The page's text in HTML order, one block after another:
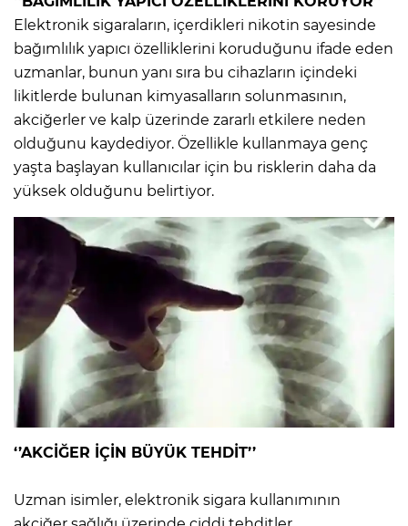
Elektronik sigaraların, içerdikleri nikotin sayesinde
bağımlılık yapıcı özelliklerini koruduğunu ifade eden
uzmanlar, bunun yanı sıra bu cihazların içindeki
likitlerde bulunan kimyasalların solunmasının,
akciğerler ve kalp üzerinde zararlı etkilere neden
olduğunu kaydediyor. Özellikle kullanmaya genç
yaşta başlayan kullanıcılar için bu risklerin daha da
yüksek olduğunu belirtiyor.
‘’AKCİĞER İÇİN BÜYÜK TEHDİT’’
Uzman isimler, elektronik sigara kullanımının